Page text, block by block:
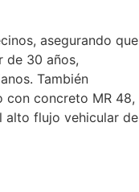
asegurando que
de 30 años,
También
con concreto MR 48,
alto flujo vehicular de